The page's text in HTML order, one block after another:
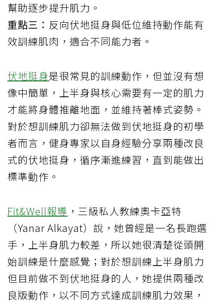
幫助逐步提升肌力。
重點三： 反向伏地挺身與低位維持動作能有
效訓練肌肉，適合不同能力者。
伏地挺身是很常見的訓練動作，但並沒有想
像中簡單，上半身與核心需要有一定的肌力
才能將身體推離地面，並維持著棒式姿勢。
對於想訓練肌力卻無法做到伏地挺身的初學
者而言，健身專家以自身經驗分享兩種改良
式的伏地挺身，循序漸進練習，直到能做出
標準動作。
Fit&Well報導 ，三級私人教練奧卡亞特
（Yanar Alkayat）說，她曾經是一名長跑選
手，上半身肌力較差，所以她很清楚從頭開
始訓練是什麼感覺；對於想訓練上半身肌力
但目前做不到伏地挺身的人，她提供兩種改
良版動作，以不同方式達成訓練肌力效果，